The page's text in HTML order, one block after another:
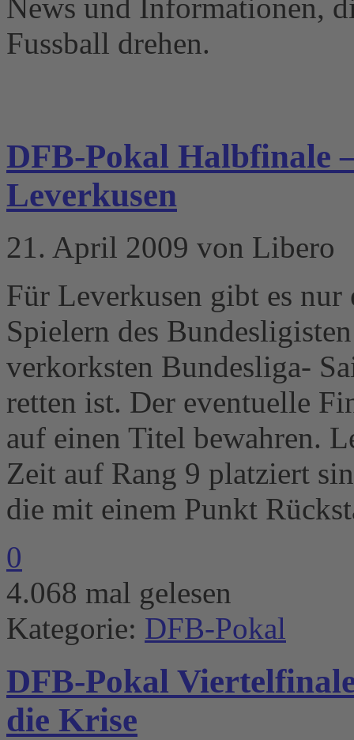
News und Informationen,
Fussball drehen.
DFB-Pokal Halbfinale
Leverkusen
21. April 2009 von Libero
Für Leverkusen gibt es
Spielern des
verkorksten Bundesliga-
retten ist. Der eventuelle
auf einen Titel bewahren.
Zeit auf Rang 9 platziert
die mit einem Punkt
0
4.068 mal gelesen
Kategorie: DFB-Pokal
DFB-Pokal
die Krise